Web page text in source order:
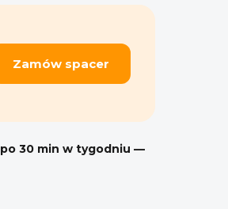
Zamów spacer
po 30 min w tygodniu —